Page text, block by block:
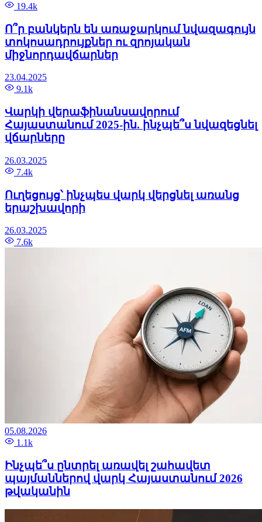
19.4k
Ո՞ր բանկերն են առաջարկում նվազագույն
տոկոսադրույքներ ու զրոյական
միջնորդավճարներ
23.04.2025
9.1k
Վարկի վերաֆինանսավորում
Հայաստանում 2025-ին. ինչպե՞ս նվազեցնել
վճարները
26.03.2025
7.4k
Ուղեցույց՝ ինչպես վարկ վերցնել առանց
երաշխավորի
26.03.2025
7.6k
05.08.2026
1.1k
Ինչպե՞ս ընտրել առավել շահավետ
պայմաններով վարկ Հայաստանում 2026
թվականին